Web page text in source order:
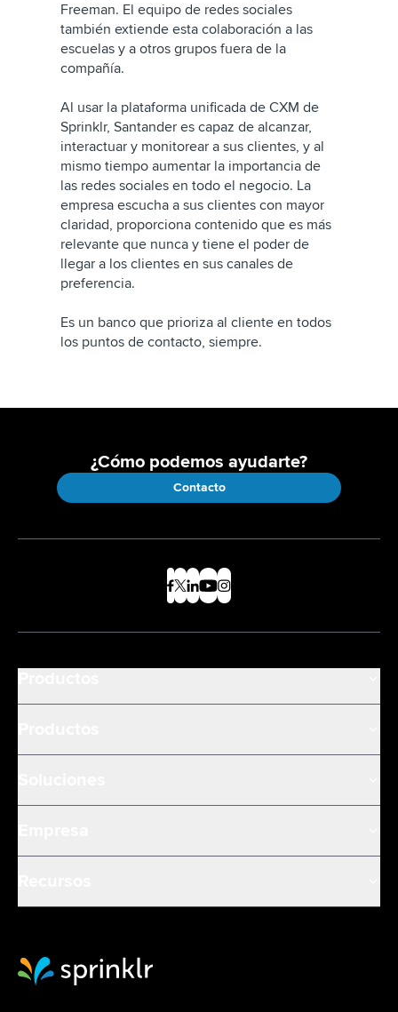
Freeman. El equipo de redes sociales
también extiende esta colaboración a las
escuelas y a otros grupos fuera de la
compañía.
Al usar la plataforma unificada de CXM de
Sprinklr, Santander es capaz de alcanzar,
interactuar y monitorear a sus clientes, y al
mismo tiempo aumentar la importancia de
las redes sociales en todo el negocio. La
empresa escucha a sus clientes con mayor
claridad, proporciona contenido que es más
relevante que nunca y tiene el poder de
llegar a los clientes en sus canales de
preferencia.
Es un banco que prioriza al cliente en todos
los puntos de contacto, siempre.
¿Cómo podemos ayudarte?
Contacto